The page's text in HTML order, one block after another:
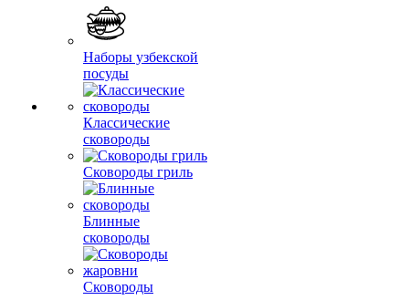
Наборы узбекской
посуды
Классические
сковороды
Сковороды гриль
Блинные
сковороды
Сковороды